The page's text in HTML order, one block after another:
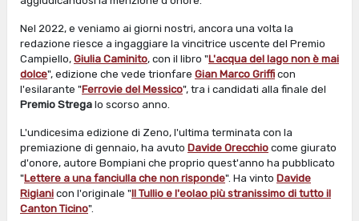
Nel 2022, e veniamo ai giorni nostri, ancora una volta la
redazione riesce a ingaggiare la vincitrice uscente del Premio
Campiello, Giulia Caminito, con il libro "L'acqua del lago non è mai
dolce", edizione che vede trionfare Gian Marco Griffi con
l'esilarante "Ferrovie del Messico", tra i candidati alla finale del
Premio Strega lo scorso anno.
L'undicesima edizione di Zeno, l'ultima terminata con la
premiazione di gennaio, ha avuto Davide Orecchio come giurato
d'onore, autore Bompiani che proprio quest'anno ha pubblicato
"Lettere a una fanciulla che non risponde". Ha vinto Davide
Rigiani con l'originale "Il Tullio e l'eolao più stranissimo di tutto il
Canton Ticino".